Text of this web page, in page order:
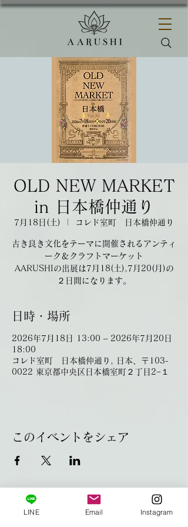
OLD NEW MARKET
in 日本橋仲通り
7月18日(土) コレド室町 日本橋仲通り
古き良き文化をテーマに開催されるアンティ
ーク＆クラフトマーケット
AARUSHIの出展は7月18(土),7月20(月)の
２日間になります。
日時・場所
2026年7月18日 13:00 – 2026年7月20日
18:00
コレド室町 日本橋仲通り, 日本、〒103-
0022 東京都中央区日本橋室町２丁目2−１
このイベントをシェア
HOME
LINE Email Instagram